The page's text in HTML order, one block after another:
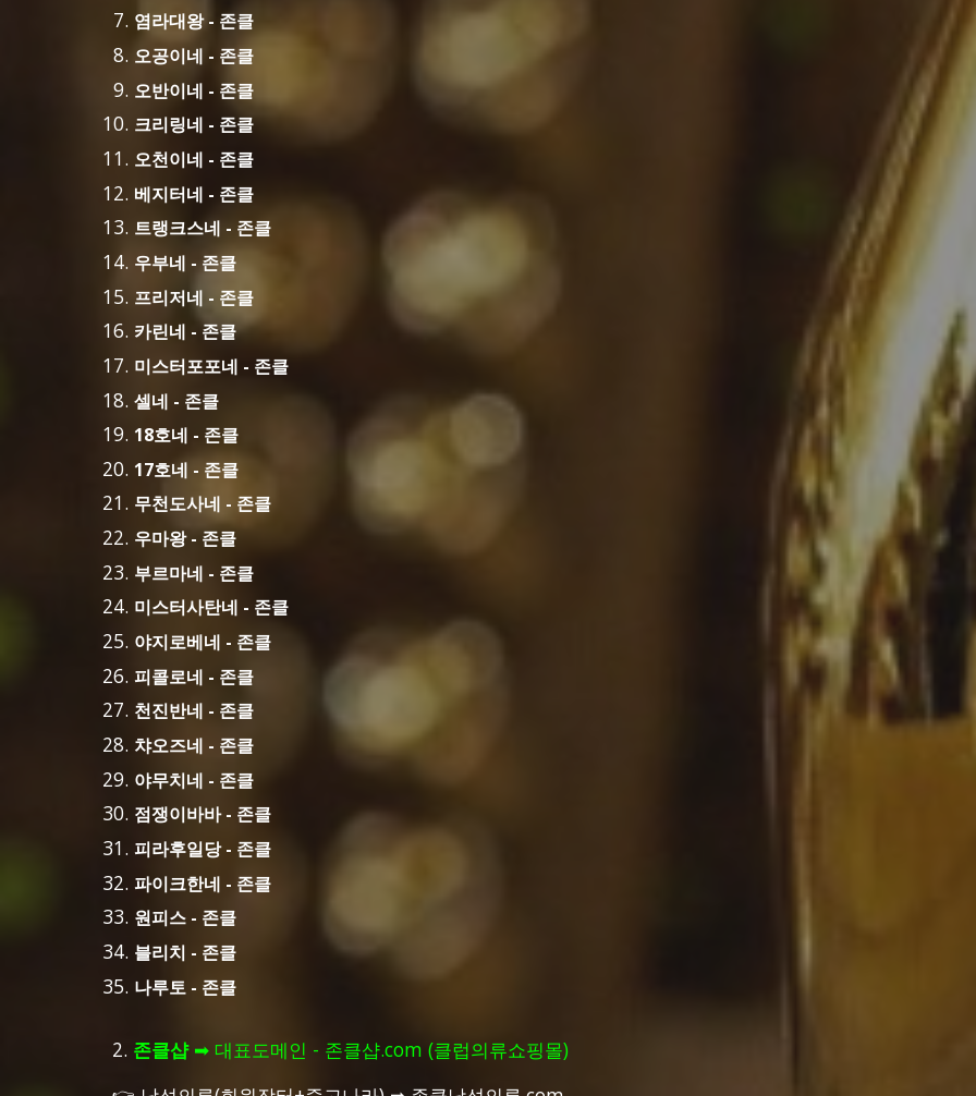
염라대왕 - 존클
오공이네 - 존클
오반이네 - 존클
크리링네 - 존클
오천이네 - 존클
베지터네 - 존클
트랭크스네 - 존클
우부네 - 존클
프리저네 - 존클
카린네 - 존클
미스터포포네 - 존클
셀네 - 존클
18호네 - 존클
17호네 - 존클
무천도사네 - 존클
우마왕 - 존클
부르마네 - 존클
미스터사탄네 - 존클
야지로베네 - 존클
피콜로네 - 존클
천진반네 - 존클
챠오즈네 - 존클
야무치네 - 존클
점쟁이바바 - 존클
피라후일당 - 존클
파이크한네 - 존클
원피스 - 존클
블리치 - 존클
나루토 - 존클
2. 존클샵➡ 대표도메인 - 존클샵.com (클럽의류쇼핑몰)